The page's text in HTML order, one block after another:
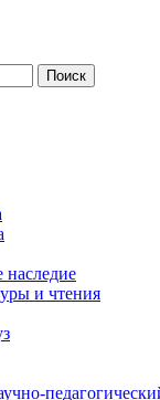
наследие
и чтения